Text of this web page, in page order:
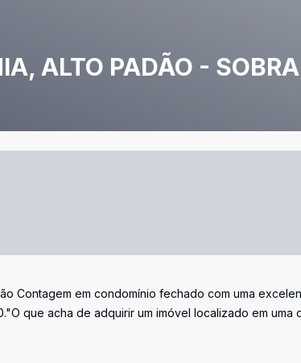
ALTO PADÃO -
Contagem em condomínio fechado com uma
que acha de adquirir um imóvel localizado em uma